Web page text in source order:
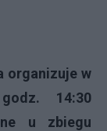
organizuje w
14:30
u zbiegu